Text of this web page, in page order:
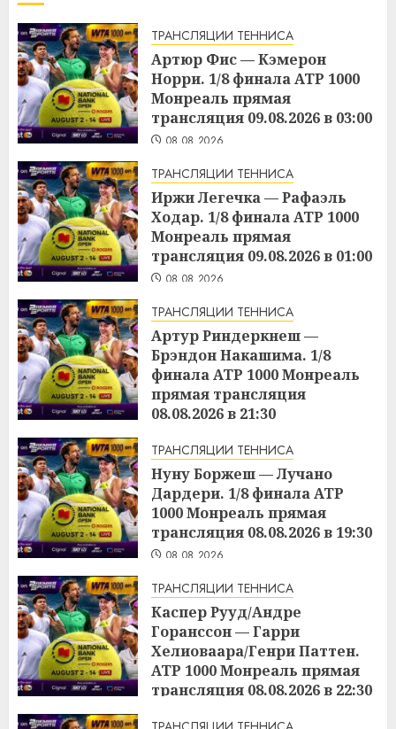
ТРАНСЛЯЦИИ ТЕННИСА
Артюр Фис — Кэмерон
Норри. 1/8 финала ATP 1000
Монреаль прямая
трансляция 09.08.2026 в 03:00
08.08.2026
ТРАНСЛЯЦИИ ТЕННИСА
Иржи Легечка — Рафаэль
Ходар. 1/8 финала ATP 1000
Монреаль прямая
трансляция 09.08.2026 в 01:00
08.08.2026
ТРАНСЛЯЦИИ ТЕННИСА
Артур Риндеркнеш —
Брэндон Накашима. 1/8
финала ATP 1000 Монреаль
прямая трансляция
08.08.2026 в 21:30
ТРАНСЛЯЦИИ ТЕННИСА
Нуну Боржеш — Лучано
Дардери. 1/8 финала ATP
1000 Монреаль прямая
трансляция 08.08.2026 в 19:30
08.08.2026
ТРАНСЛЯЦИИ ТЕННИСА
Каспер Рууд/Андре
Горанссон — Гарри
Хелиоваара/Генри Паттен.
ATP 1000 Монреаль прямая
трансляция 08.08.2026 в 22:30